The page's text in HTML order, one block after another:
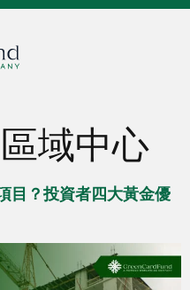
區域中心
目？投資者四大黃金優